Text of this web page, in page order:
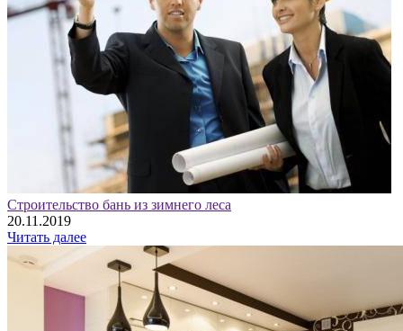
Строительство бань из зимнего леса
20.11.2019
Читать далее